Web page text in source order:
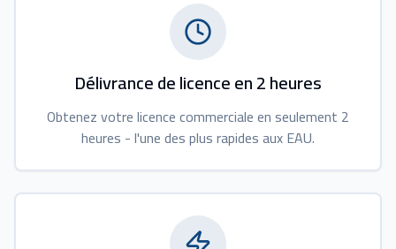
Délivrance de licence en 2 heures
Obtenez votre licence commerciale en seulement 2
heures - l'une des plus rapides aux EAU.